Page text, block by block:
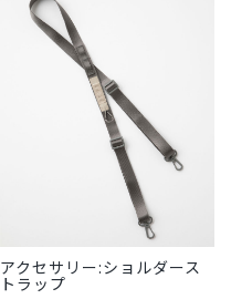
アクセサリー:ショルダース
トラップ